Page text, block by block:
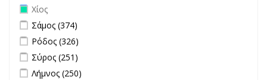
Remove Χίος filter
Χίος
Apply Σάμος filter
Σάμος (374)
Apply Ρόδος filter
Ρόδος (326)
Apply Σύρος filter
Σύρος (251)
Apply Λήμνος filter
Λήμνος (250)